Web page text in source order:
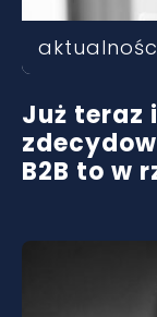
Już teraz
B2B to w